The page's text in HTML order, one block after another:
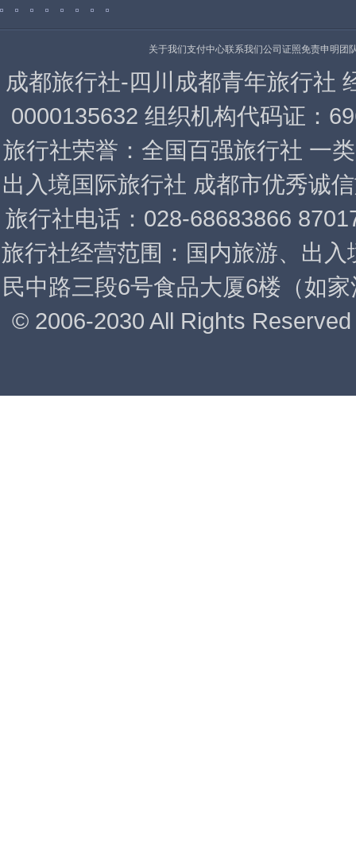
关于我们支付中心联系我们公司证照免责申明 团
成都旅行社-四川成都青年旅行社
0000135632 组织机构代码证：
旅行社荣誉：全国百强旅行社 一
出入境国际旅行社 成都市优秀诚
旅行社电话：028-68683866
旅行社经营范围：国内旅游、出
民中路三段6号食品大厦6楼（如
© 2006-2030 All Rights